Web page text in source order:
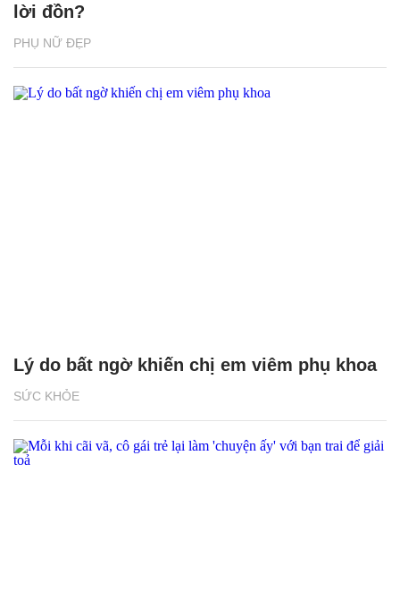
PHỤ NỮ ĐẸP
lời đồn?
SỨC KHỎE
Lý do bất ngờ khiến chị em viêm phụ khoa